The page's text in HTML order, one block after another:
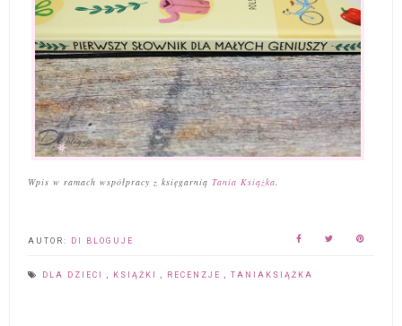
Wpis w ramach współpracy z księgarnią Tania Książka
AUTOR: DI BLOGUJE
DLA DZIECI KSIĄŻKI RECENZJE TANIAKSIĄŻKA